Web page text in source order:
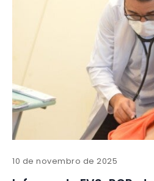
10 de novembro de 2025